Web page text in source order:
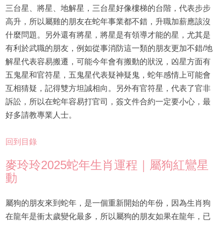
三台星、將星、地解星，三台星好像樓梯的台階，代表步步
高升，所以屬雞的朋友在蛇年事業都不錯，升職加薪應該沒
什麼問題。另外還有將星，將星是有領導才能的星，尤其是
有利於武職的朋友，例如從事消防這一類的朋友更加不錯/地
解星代表容易搬遷，可能今年會有搬動的狀況，凶星方面有
五鬼星和官符星，五鬼星代表疑神疑鬼，蛇年感情上可能會
互相猜疑，記得雙方坦誠相向。另外有官符星，代表了官非
訴訟，所以在蛇年容易打官司，簽文件合約一定要小心，最
好多請教專業人士。
回到目錄
麥玲玲2025蛇年生肖運程｜屬狗紅鸞星
動
屬狗的朋友來到蛇年，是一個重新開始的年份，因為生肖狗
在龍年是衝太歲變化最多，所以屬狗的朋友如果在龍年，已